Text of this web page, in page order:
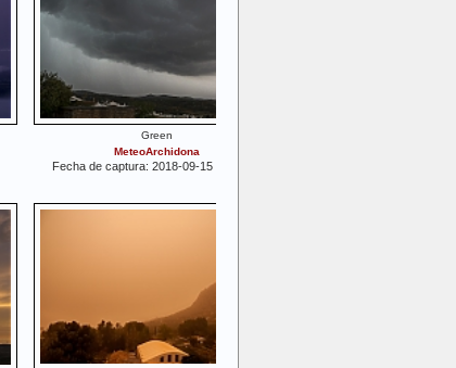
Green
MeteoArchidona
Fecha de captura: 2018-09-15 14:29:34